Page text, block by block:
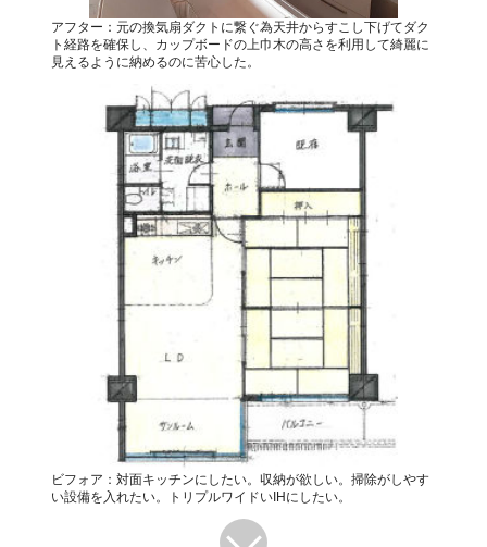
アフター：元の換気扇ダクトに繋ぐ為天井からすこし下げてダク
ト経路を確保し、カップボードの上巾木の高さを利用して綺麗に
見えるように納めるのに苦心した。
ビフォア：対面キッチンにしたい。収納が欲しい。掃除がしやす
い設備を入れたい。トリプルワイドいIHにしたい。